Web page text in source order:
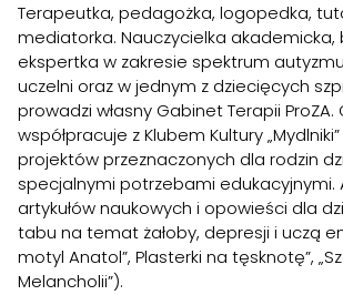
Terapeutka, pedagożka, logopedka,
mediatorka. Nauczycielka akademicka,
ekspertka w zakresie spektrum
uczelni oraz w jednym z dziecięcych
prowadzi własny Gabinet Terapii
współpracuje z Klubem Kultury
projektów przeznaczonych dla rodzin
specjalnymi potrzebami edukacyjnymi.
artykułów naukowych i opowieści dla
tabu na temat żałoby, depresji i uczą
motyl Anatol”, Plasterki na tęsknotę”,
Melancholii”).